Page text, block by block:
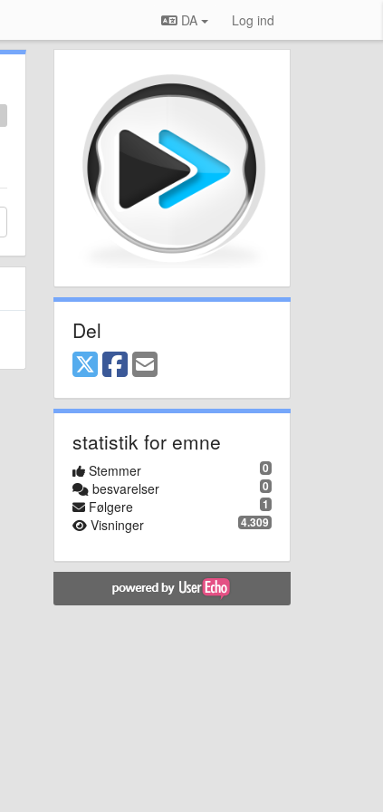
DA Log ind
Del
statistik for emne
0
Stemmer
0
besvarelser
1
Følgere
4.309
Visninger